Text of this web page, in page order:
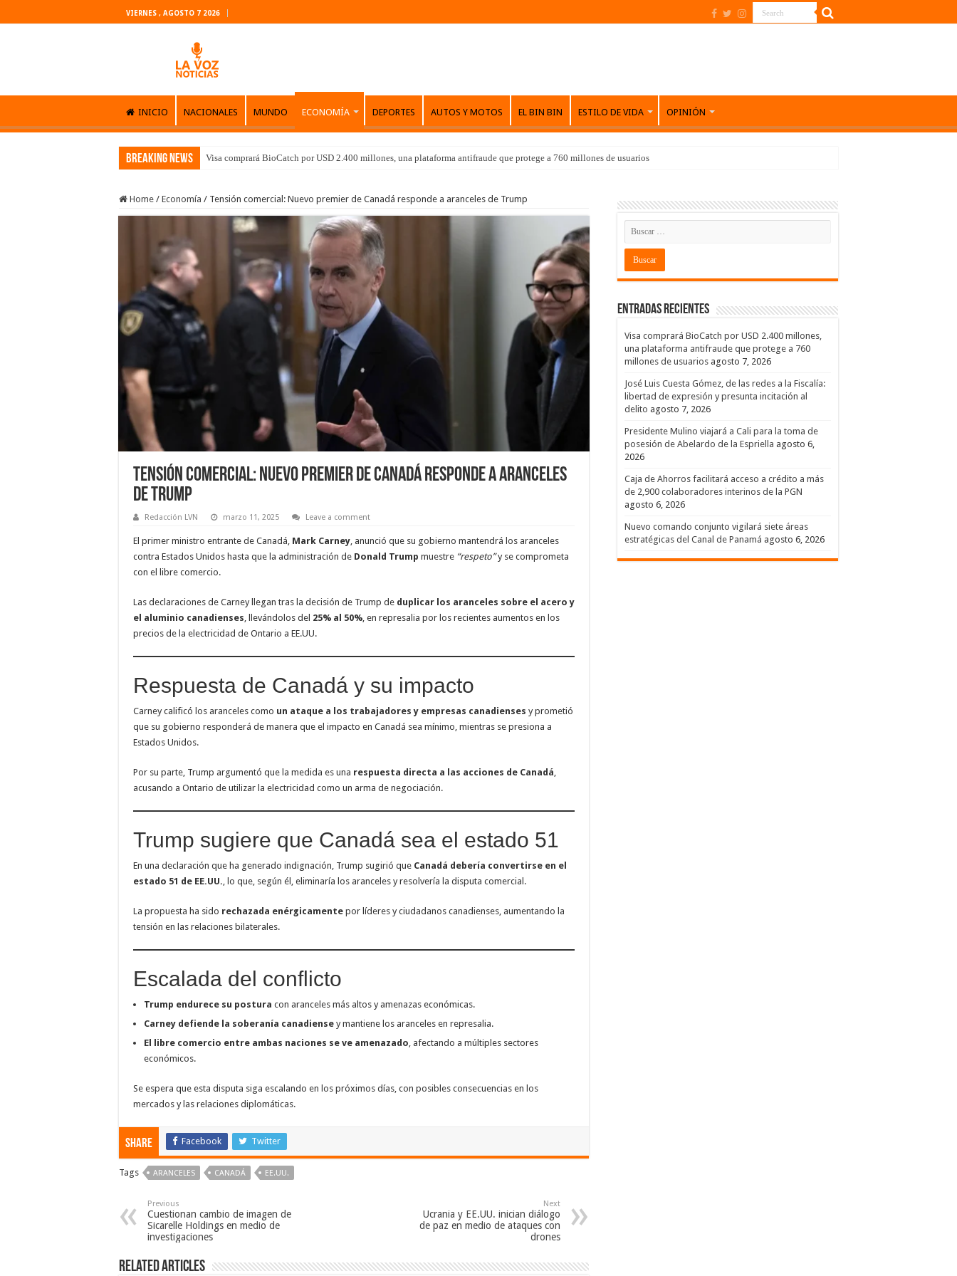
VIERNES , AGOSTO 7 2026
INICIO NACIONALES MUNDO ECONOMÍA DEPORTES AUTOS Y MOTOS EL BIN BIN ESTILO DE VIDA OPINIÓN
Breaking News Visa comprará BioCatch por USD 2.400 millones, una plataforma antifraude que protege a 760 millones de usuarios
Home / Economía / Tensión comercial: Nuevo premier de Canadá responde a aranceles de Trump
Tensión comercial: Nuevo premier de Canadá responde a aranceles
de Trump
Redacción LVN marzo 11, 2025 Leave a comment
El primer ministro entrante de Canadá, Mark Carney, anunció que su gobierno mantendrá los aranceles
contra Estados Unidos hasta que la administración de Donald Trump muestre “respeto”y se comprometa
con el libre comercio.
Las declaraciones de Carney llegan tras la decisión de Trump de duplicar los aranceles sobre el acero y
el aluminio canadienses, llevándolos del 25% al 50%, en represalia por los recientes aumentos en los
precios de la electricidad de Ontario a EE.UU.
Respuesta de Canadá y su impacto
Carney calificó los aranceles como un ataque a los trabajadores y empresas canadienses y prometió
que su gobierno responderá de manera que el impacto en Canadá sea mínimo, mientras se presiona a
Estados Unidos.
Por su parte, Trump argumentó que la medida es una respuesta directa a las acciones de Canadá,
acusando a Ontario de utilizar la electricidad como un arma de negociación.
Trump sugiere que Canadá sea el estado 51
En una declaración que ha generado indignación, Trump sugirió que Canadá debería convertirse en el
estado 51 de EE.UU., lo que, según él, eliminaría los aranceles y resolvería la disputa comercial.
La propuesta ha sido rechazada enérgicamente por líderes y ciudadanos canadienses, aumentando la
tensión en las relaciones bilaterales.
Escalada del conflicto
Trump endurece su postura con aranceles más altos y amenazas económicas.
Carney defiende la soberanía canadiense y mantiene los aranceles en represalia.
El libre comercio entre ambas naciones se ve amenazado, afectando a múltiples sectores
económicos.
Se espera que esta disputa siga escalando en los próximos días, con posibles consecuencias en los
mercados y las relaciones diplomáticas.
Share Facebook Twitter
Tags ARANCELES CANADÁ EE.UU.
Previous
Cuestionan cambio de imagen de
Sicarelle Holdings en medio de
investigaciones
Next
Ucrania y EE.UU. inician diálogo
de paz en medio de ataques con
drones
Related Articles
Entradas recientes
Visa comprará BioCatch por USD 2.400 millones,
una plataforma antifraude que protege a 760
millones de usuarios agosto 7, 2026
José Luis Cuesta Gómez, de las redes a la Fiscalía:
libertad de expresión y presunta incitación al
delito agosto 7, 2026
Presidente Mulino viajará a Cali para la toma de
posesión de Abelardo de la Espriella agosto 6,
2026
Caja de Ahorros facilitará acceso a crédito a más
de 2,900 colaboradores interinos de la PGN
agosto 6, 2026
Nuevo comando conjunto vigilará siete áreas
estratégicas del Canal de Panamá agosto 6, 2026